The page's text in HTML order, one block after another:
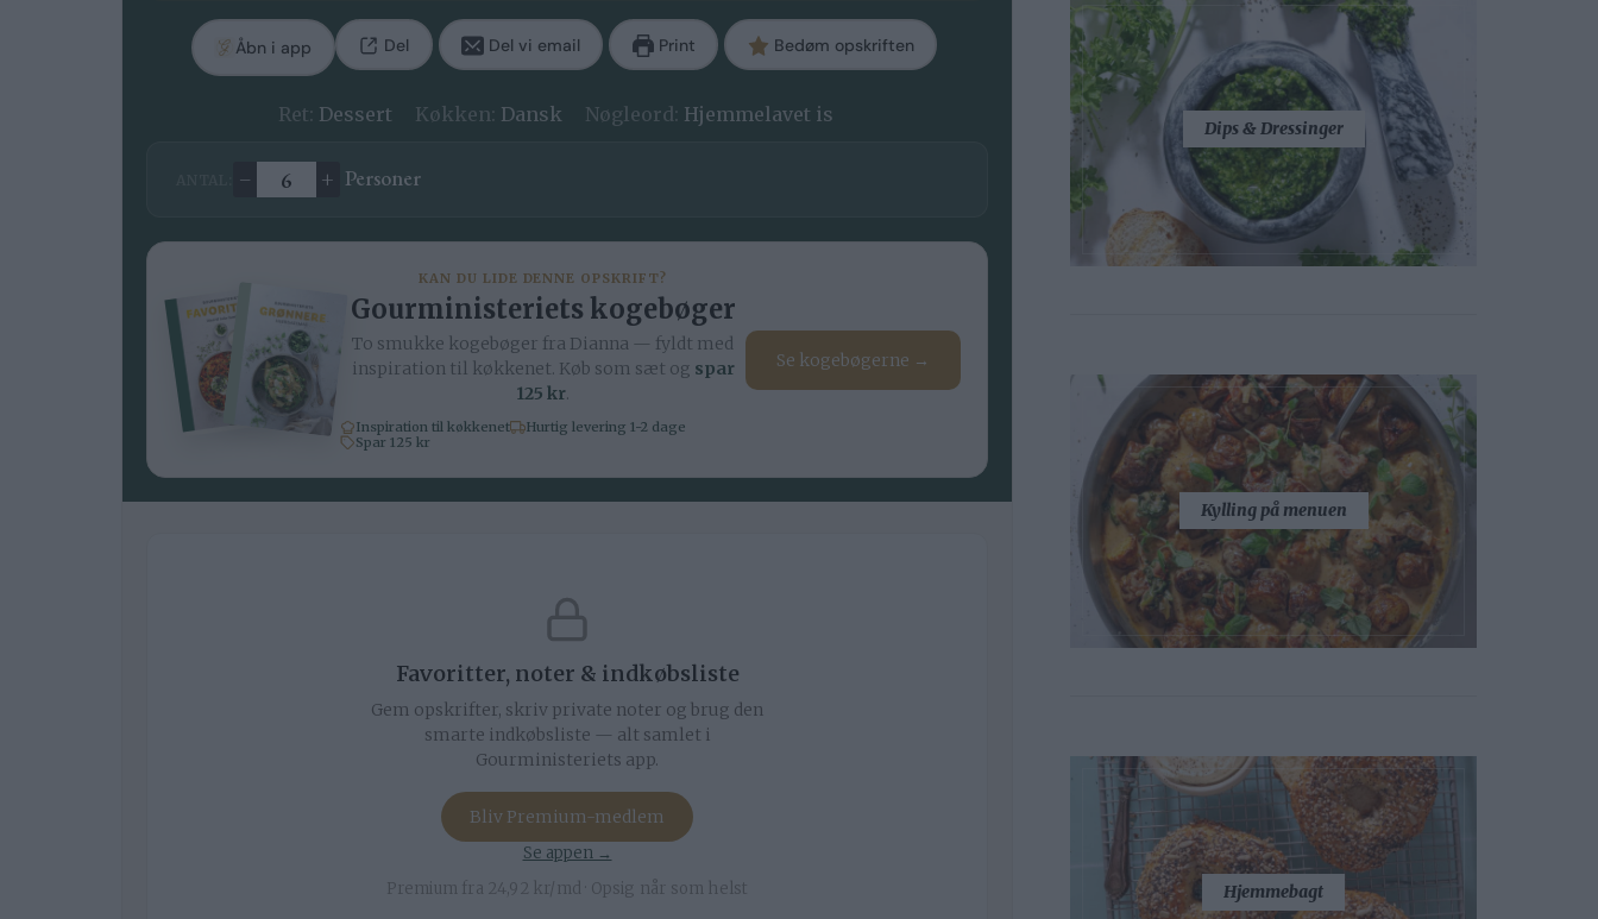
Åbn i app Del Del vi email Print Bedøm opskriften
Ret: Dessert Køkken: Dansk Nøgleord: Hjemmelavet is
Ændre antal
– + Personer
KAN DU LIDE DENNE OPSKRIFT?
Gourministeriets kogebøger
To smukke kogebøger fra Dianna — fyldt med
inspiration til køkkenet. Køb som sæt og spar
125 kr.
Inspiration til køkkenet
Hurtig levering 1-2 dage
Spar 125 kr
Se kogebøgerne →
Favoritter, noter & indkøbsliste
Gem opskrifter, skriv private noter og brug den
smarte indkøbsliste — alt samlet i
Gourministeriets app.
Bliv Premium-medlem
Se appen →
Premium fra 24,92 kr/md · Opsig når som helst
Dips & Dressinger
Kylling på menuen
Hjemmebagt